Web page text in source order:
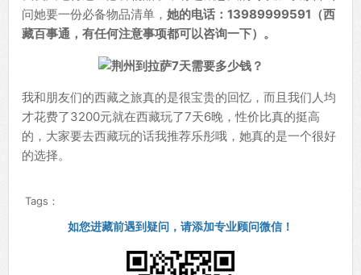
问她要一份必备物品清单， 她的电话：13989999591（西
藏百事通，有任何注意事项都可以咨询一下）。
我和朋友们的西藏之旅真的是很宝贵的回忆，而且我们人均
才花费了3200元就在西藏玩了7天6晚，性价比真的挺高
的，大家要去西藏玩的话我推荐乐彤哦，她真的是一个很好
的选择。
Tags：
如您进藏前遇到疑问，请添加专业顾问微信！